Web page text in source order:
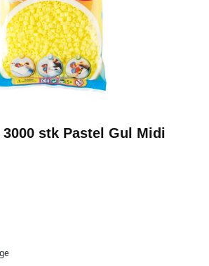
3000 stk Pastel Gul Midi